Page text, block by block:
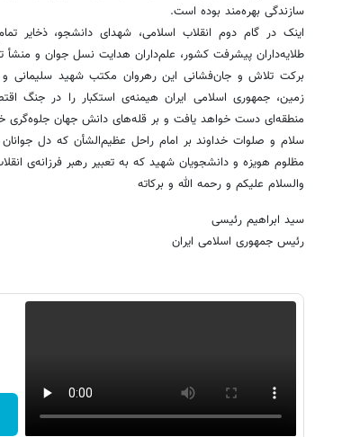
سازندگی بهره‌مند بوده است.
اینک در گام دوم انقلاب اسلامی، شهدای دانشجو، ذخایر
طلایه‌داران پیشرفت کشور، علم‌داران هدایت نسل جوان و منشأ
برکت تلاش و جان‌فشانی این رهروان مکتب شهید سلیمانی و
زمین، جمهوری اسلامی ایران هیمنه‌ی استکبار را در جنگ
منطقه‌ای دست خواهد یافت و بر قله‌های دانش جهان جلوه‌گری
سلام و صلوات خداوند بر امام راحل عظیم‌الشأن که دل
مظلوم هویزه و دانشجویان شهید که به تعبیر رهبر فرزانه‌ی
والسلام علیکم و رحمه الله و برکاته
سید ابراهیم رئیسی
رئیس جمهوری اسلامی ایران